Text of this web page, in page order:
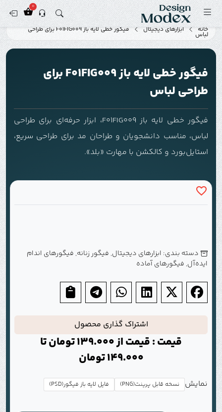
0
خانه ابزارهای دیجیتال فیگور خطی لایه باز F01FIG009 برای طراحی
لباس
فیگور خطی لایه باز F01FIG009 برای
طراحی لباس
فیگور خطی لایه باز F01FIG009، ابزار حرفه‌ای برای طراحی
لباس، مناسب دانشجویان و طراحان مد برای طراحی سریع،
استایل‌بورد و کالکشن با مهارت «بلد».
دسته بندی: ابزارهای دیجیتال, فیگور زنانه, فیگورهای اندام
ایده‌آل, فیگورهای آماده
اشتراک گذاری محصول
قیمت : قیمت از139.000تومانتا
149.000تومان
نمایش نسخه قابل پرینت(PNG) فایل لایه باز فیگور(PSD)